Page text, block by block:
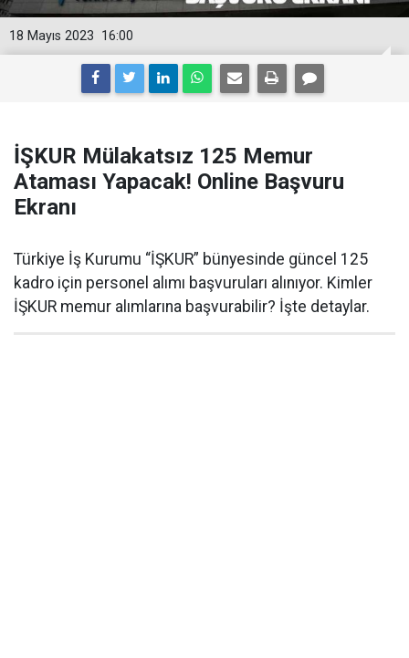
16:00
18 Mayıs 2023
İŞKUR Mülakatsız 125 Memur
Ataması Yapacak! Online Başvuru
Ekranı
Türkiye İş Kurumu “İŞKUR” bünyesinde güncel 125
kadro için personel alımı başvuruları alınıyor. Kimler
İŞKUR memur alımlarına başvurabilir? İşte detaylar.